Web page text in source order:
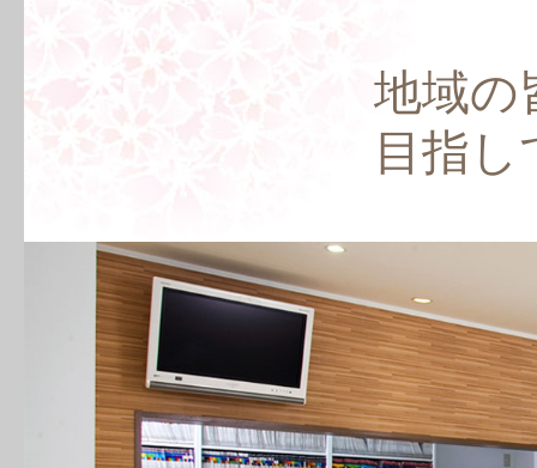
地域の
目指